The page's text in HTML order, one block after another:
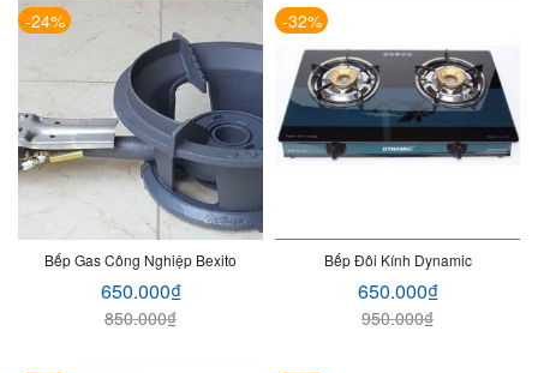
-24%
Bếp Gas Công Nghiệp Bexito
850.000₫
650.000₫
-32%
Bếp Đôi Kính Dynamic
950.000₫
650.000₫